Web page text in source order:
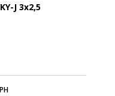
J 3x2,5